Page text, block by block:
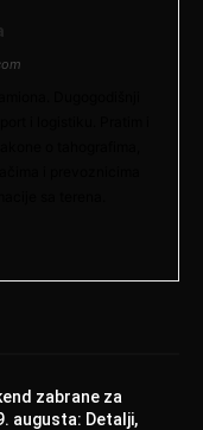
zabrane za
augusta: Detalji,